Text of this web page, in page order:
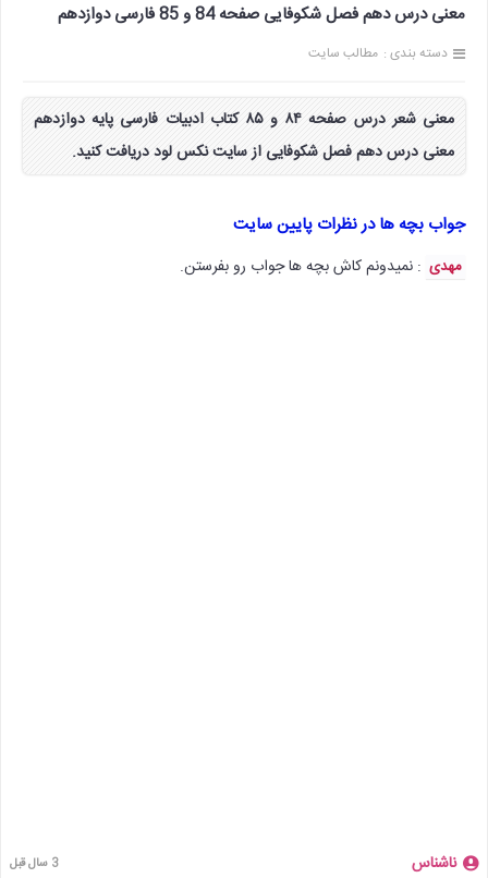
معنی درس دهم فصل شکوفایی صفحه 84 و 85 فارسی دوازدهم
دسته بندی : مطالب سایت
معنی شعر درس صفحه ۸۴ و ۸۵ کتاب ادبیات فارسی پایه دوازدهم
معنی درس دهم فصل شکوفایی از سایت نکس لود دریافت کنید.
جواب بچه ها در نظرات پایین سایت
مهدی : نمیدونم کاش بچه ها جواب رو بفرستن.
ناشناس 3 سال قبل